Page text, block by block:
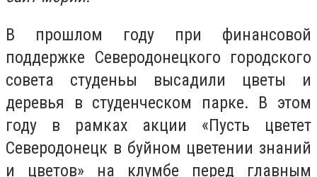
В прошлом году при финансовой
поддержке Северодонецкого городского
совета студеньы высадили цветы и
деревья в студенческом парке. В этом
году в рамках акции «Пусть цветет
Северодонецк в буйном цветении знаний
и цветов» на клумбе перед главным